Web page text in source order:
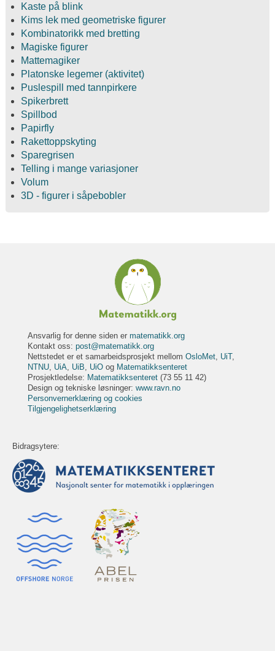
Kaste på blink
Kims lek med geometriske figurer
Kombinatorikk med bretting
Magiske figurer
Mattemagiker
Platonske legemer (aktivitet)
Puslespill med tannpirkere
Spikerbrett
Spillbod
Papirfly
Rakettoppskyting
Sparegrisen
Telling i mange variasjoner
Volum
3D - figurer i såpebobler
Ansvarlig for denne siden er matematikk.org
Kontakt oss: post@matematikk.org
Nettstedet er et samarbeidsprosjekt mellom OsloMet, UiT,
NTNU, UiA, UiB UiOog Matematikksenteret
Prosjektledelse: Matematikksenteret(73 55 11 42)
Design og tekniske løsninger: www.ravn.no
Personvernerklæring og cookies
Tilgjengelighetserklæring
Bidragsytere: